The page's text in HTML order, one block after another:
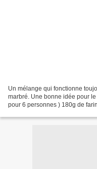
Un mélange qui fonctionne
marbré. Une bonne idée pour
pour 6 personnes ) 180g de